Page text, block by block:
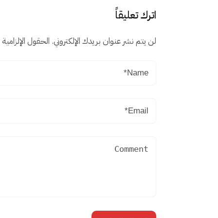
اترك تعليقاً
لن يتم نشر عنوان بريدك الإلكتروني. الحقول